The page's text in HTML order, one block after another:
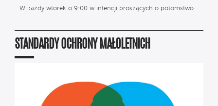
W każdy wtorek o 9:00 w intencji proszących o potomstwo.
STANDARDY OCHRONY MAŁOLETNICH